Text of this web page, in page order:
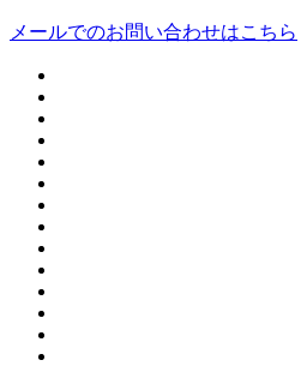
メールでのお問い合わせはこちら